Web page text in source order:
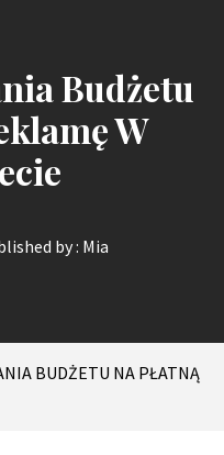
Budżetu
W
by : Mia
BUDŻETU NA PŁATNĄ